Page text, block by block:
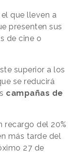
que lleven a
presenten sus
de cine o
superior a los
se reducirá
campañas de
recargo del 20%
más tarde del
27 de